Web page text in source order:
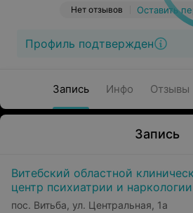
Нет отзывов Оставить
Профиль подтвержден
Запись Инфо Отзывы
Запись
Витебский областной
центр психиатрии и наркологии
пос. Витьба, ул. Центральная, 1а